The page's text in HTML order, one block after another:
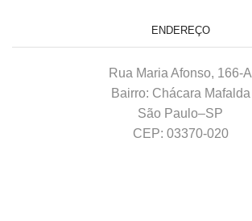
ENDEREÇO
Rua Maria Afonso, 166-A
Bairro: Chácara Mafalda
São Paulo–SP
CEP: 03370-020